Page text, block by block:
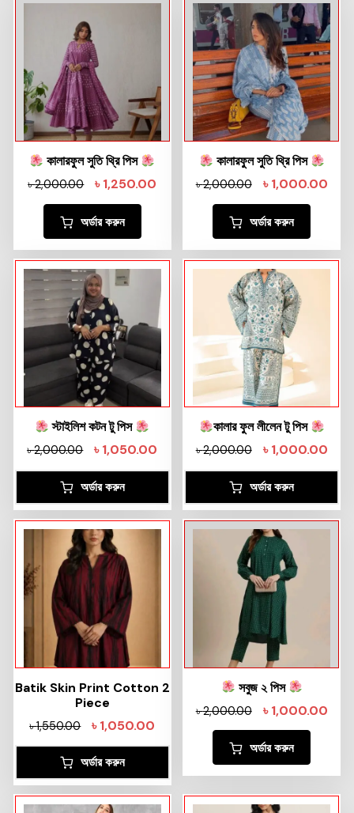
কালারফুল সুতি থ্রি পিস
৳2,000.00 ৳1,250.00
অর্ডার করুন
কালারফুল সুতি থ্রি পিস
৳2,000.00 ৳1,000.00
অর্ডার করুন
স্টাইলিশ কটন টু পিস
৳2,000.00 ৳1,050.00
অর্ডার করুন
কালার ফুল লীলেন টু পিস
৳2,000.00 ৳1,000.00
অর্ডার করুন
Batik Skin Print Cotton 2
Piece
৳1,550.00 ৳1,050.00
অর্ডার করুন
সবুজ ২ পিস
৳2,000.00 ৳1,000.00
অর্ডার করুন